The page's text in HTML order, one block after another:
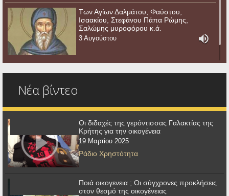
Των Αγίων Δαλμάτου, Φαύστου,
Ισαακίου, Στεφάνου Πάπα Ρώμης,
Σαλώμης μυροφόρου κ.ά.
3 Αυγούστου
Νέα βίντεο
Οι διδαχές της γερόντισσας Γαλακτίας της
Κρήτης για την οικογένεια
19 Μαρτίου 2025
Ράδιο Χρηστότητα
Ποιά οικογενεια ; Οι σύγχρονες προκλήσεις
στον θεσμό της οικογένειας